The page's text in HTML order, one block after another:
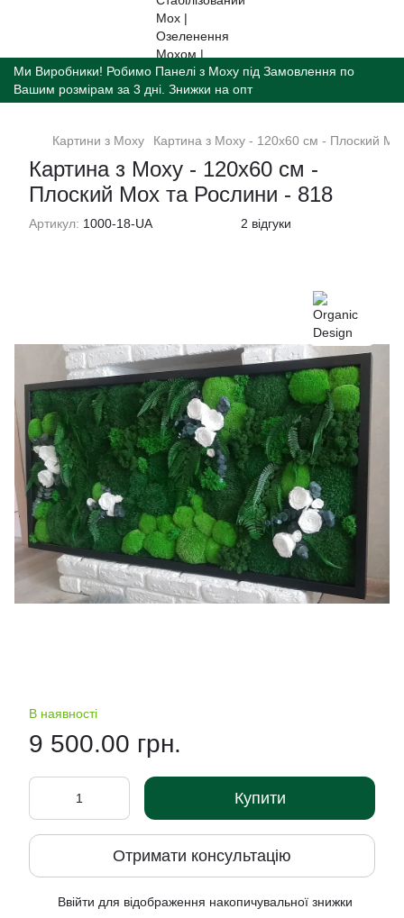
Ми Виробники! Робимо Панелі з Моху під Замовлення по
Вашим розмірам за 3 дні. Знижки на опт
Картини з Моху Картина з Моху - 120x60 см - Плоский
Картина з Моху - 120x60 см -
Плоский Мох та Рослини - 818
Артикул: 1000-18-UA 2 відгуки
В наявності
9 500.00 грн.
Купити
Отримати консультацію
Ввійти для відображення накопичувальної знижки